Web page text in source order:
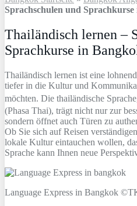
Sprachschulen und
Thailändisch lernen –
Sprachkurse in
Thailändisch lernen ist eine
tiefer in die Kultur und
möchten. Die thailändische
(Phasa Thai), trägt nicht nur zur
sondern öffnet auch Türen zu
Ob Sie sich auf Reisen
lokale Kultur eintauchen wollen,
Sprache kann Ihnen neue
Language Express in Bangkok